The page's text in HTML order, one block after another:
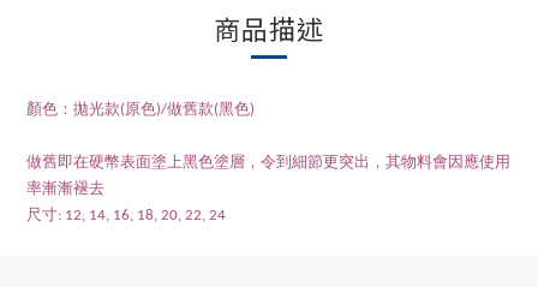
商品描述
顏色：拋光款(原色)/做舊款(黑色)
做舊即在硬幣表面塗上黑色塗層，令到細節更突出，其物料會因應使用
率漸漸褪去
尺寸: 12, 14, 16, 18, 20, 22, 24